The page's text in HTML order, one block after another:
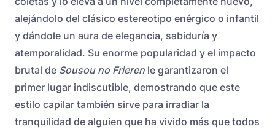
alejándolo del clásico estereotipo enérgico o infantil
y dándole un aura de elegancia, sabiduría y
atemporalidad. Su enorme popularidad y el impacto
brutal de Sousou no Frieren le garantizaron el
primer lugar indiscutible, demostrando que este
estilo capilar también sirve para irradiar la
tranquilidad de alguien que ha vivido más que todos